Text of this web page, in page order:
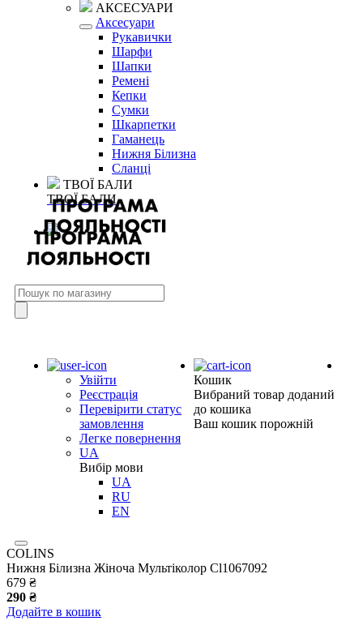
АКСЕСУАРИ
Аксесуари
Рукавички
Шарфи
Шапки
Ремені
Кепки
Сумки
Шкарпетки
Гаманець
Нижня Білизна
Сланці
ТВОЇ БАЛИ
ТВОЇ БАЛИ
Увійти
Реєстрація
Перевірити статус
замовлення
Легке повернення
UA
Вибір мови
UA
RU
EN
Кошик
Вибраний товар доданий
до кошика
Ваш кошик порожній
COLINS
Нижня Білизна Жіноча Мультіколор Cl1067092
679 ₴
290 ₴
Додайте в кошик